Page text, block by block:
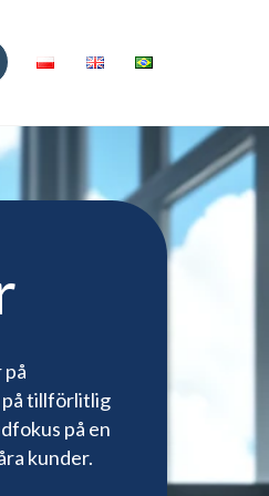
på tillförlitlig
på en
kunder.